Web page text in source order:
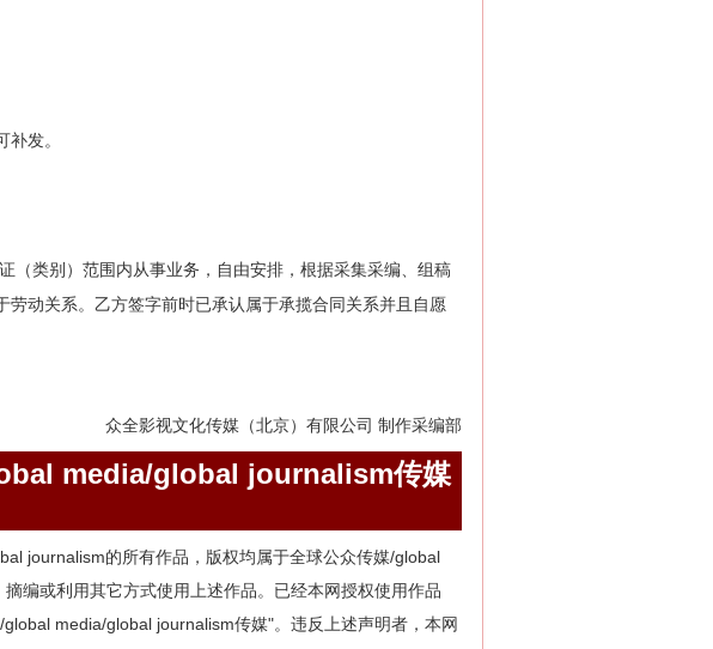
发。
（类别）范围内从事业务，自由安排，根据采集采编、组稿
动关系。乙方签字前时已承认属于承揽合同关系并且自愿
众全影视文化传媒（北京）有限公司 制作采编部
media/global journalism传媒
journalism的所有作品，版权均属于全球公众传媒/global
编或利用其它方式使用上述作品。已经本网授权使用作品
media/global journalism传媒"。违反上述声明者，本网